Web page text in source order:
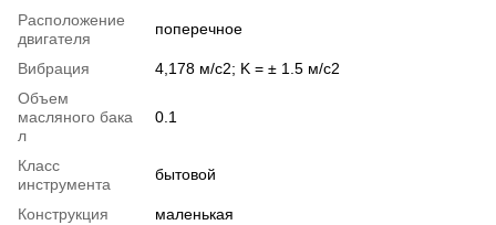
Расположение
двигателя
поперечное
Вибрация
4,178 м/с2; K = ± 1.5 м/с2
Объем
масляного бака
л
0.1
Класс
инструмента
бытовой
Конструкция
маленькая